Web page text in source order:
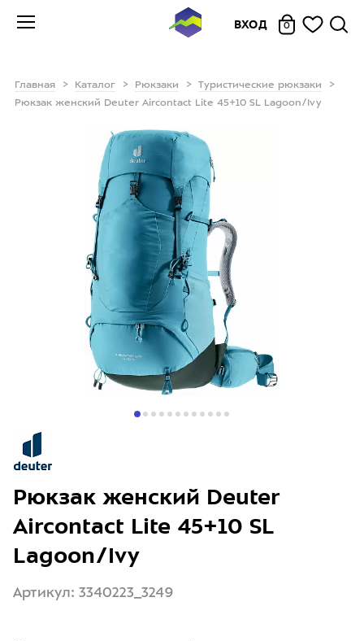
ВХОД 0
Главная Каталог Рюкзаки
Туристические рюкзаки
Рюкзак женский Deuter Aircontact Lite 45+10 SL Lagoon/Ivy
Рюкзак женский Deuter
Aircontact Lite 45+10 SL
Lagoon/Ivy
Артикул: 3340223_3249